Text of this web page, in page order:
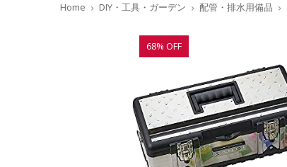
Home DIY・工具・ガーデン 配管・排水用備品
68% OFF